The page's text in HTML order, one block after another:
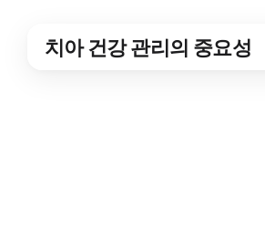
치아 건강 관리의 중요성